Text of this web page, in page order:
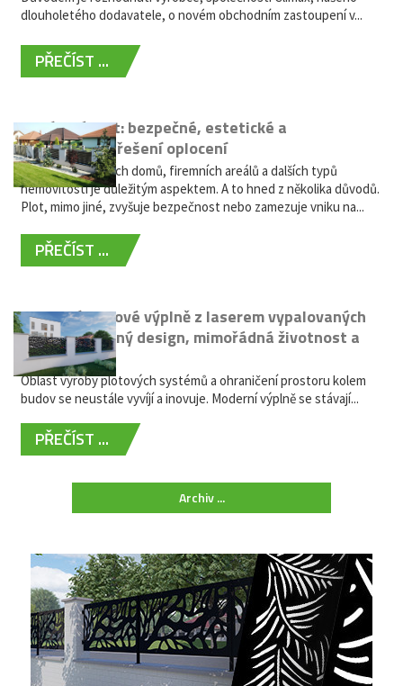
dlouholetého dodavatele, o novém obchodním zastoupení v...
PŘEČÍST ...
Hliníkový plot: bezpečné, estetické a
bezúdržbové řešení oplocení
Oplocení rodinných domů, firemních areálů a dalších typů
nemovitostí je důležitým aspektem. A to hned z několika důvodů.
Plot, mimo jiné, zvyšuje bezpečnost nebo zamezuje vniku na...
PŘEČÍST ...
Moderní plotové výplně z laserem vypalovaných
kovů: výjimečný design, mimořádná životnost a
žádná údržba
Oblast výroby plotových systémů a ohraničení prostoru kolem
budov se neustále vyvíjí a inovuje. Moderní výplně se stávají...
PŘEČÍST ...
Archiv ...